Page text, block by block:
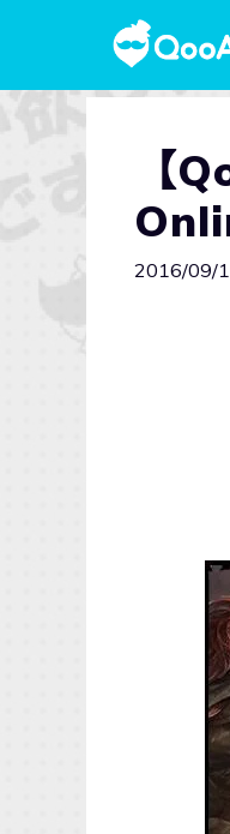
【
2016/09/